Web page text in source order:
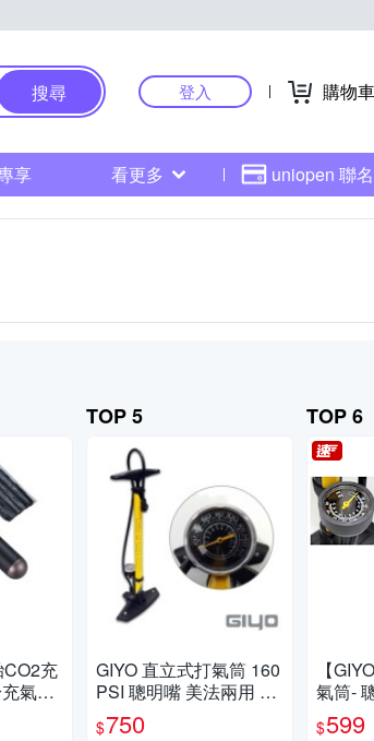
搜尋 登入 購物車
享 看更多 uniopen 聯
充
氣打
TOP 5
GIYO 直立式打氣筒 160
PSI 聰明嘴 美法兩用 GF
-5525
$750
TOP 6
【
氣筒-
用)
$599